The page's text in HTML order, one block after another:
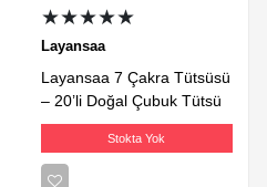
★★★★★
Layansaa
Layansaa 7 Çakra Tütsüsü
– 20’li Doğal Çubuk Tütsü
Stokta Yok